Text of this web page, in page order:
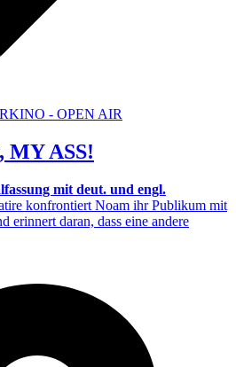
- OPEN AIR
MY ASS!
mit deut. und engl.
konfrontiert Noam ihr Publikum mit
erinnert daran, dass eine andere